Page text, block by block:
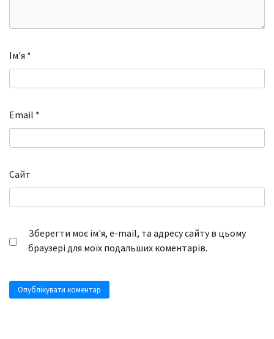
Ім'я *
Email *
Сайт
Зберегти моє ім'я, e-mail, та адресу сайту в цьому
браузері для моїх подальших коментарів.